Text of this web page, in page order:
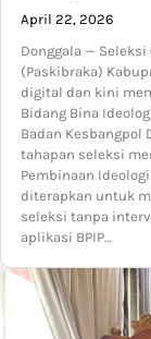
April 22, 2026
Donggala — Seleksi
(Paskibraka)
digital dan kini
Bidang Bina
Badan Kesbangpol
tahapan seleksi
Pembinaan
diterapkan untuk
seleksi tanpa
aplikasi BPIP…